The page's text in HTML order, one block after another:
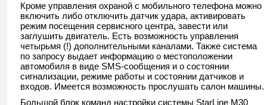
Кроме управления охраной с мобильного телефона можно
включить либо отключить датчик удара, активировать
режим посещения сервисного центра, завести или
заглушить двигатель. Есть возможность управления
четырьмя (!) дополнительными каналами. Также система
по запросу выдает информацию о местоположении
автомобиля в виде SMS-сообщения и о состоянии
сигнализации, режиме работы и состоянии датчиков и
входов. Имеется возможность прослушать салон машины.
Большой блок команд настройки системы StarLine M30